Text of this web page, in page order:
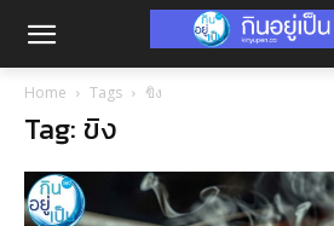
Home Tags ขิง
Tag: ขิง